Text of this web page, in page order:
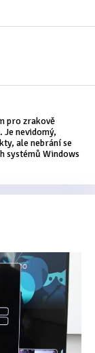
pro zrakově
Je nevidomý,
ale nebrání se
systémů Windows